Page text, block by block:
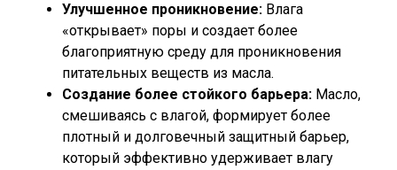
Улучшенное проникновение: Влага
«открывает» поры и создает более
благоприятную среду для проникновения
питательных веществ из масла.
Создание более стойкого барьера: Масло,
смешиваясь с влагой, формирует более
плотный и долговечный защитный барьер,
который эффективно удерживает влагу